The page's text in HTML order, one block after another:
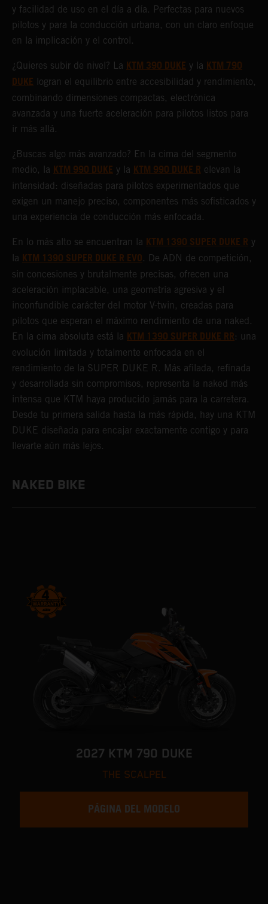
y facilidad de uso en el día a día. Perfectas para nuevos
pilotos y para la conducción urbana, con un claro enfoque
en la implicación y el control.
¿Quieres subir de nivel? La KTM 390 DUKE y la KTM 790
DUKE logran el equilibrio entre accesibilidad y rendimiento,
combinando dimensiones compactas, electrónica
avanzada y una fuerte aceleración para pilotos listos para
ir más allá.
¿Buscas algo más avanzado? En la cima del segmento
medio, la KTM 990 DUKE y la KTM 990 DUKE R elevan la
intensidad: diseñadas para pilotos experimentados que
exigen un manejo preciso, componentes más sofisticados y
una experiencia de conducción más enfocada.
En lo más alto se encuentran la KTM 1390 SUPER DUKE R y
la KTM 1390 SUPER DUKE R EVO. De ADN de competición,
sin concesiones y brutalmente precisas, ofrecen una
aceleración implacable, una geometría agresiva y el
inconfundible carácter del motor V-twin, creadas para
pilotos que esperan el máximo rendimiento de una naked.
En la cima absoluta está la KTM 1390 SUPER DUKE RR: una
evolución limitada y totalmente enfocada en el
rendimiento de la SUPER DUKE R. Más afilada, refinada
y desarrollada sin compromisos, representa la naked más
intensa que KTM haya producido jamás para la carretera.
Desde tu primera salida hasta la más rápida, hay una KTM
DUKE diseñada para encajar exactamente contigo y para
llevarte aún más lejos.
NAKED BIKE
2027 KTM 790 DUKE
THE SCALPEL
PÁGINA DEL MODELO